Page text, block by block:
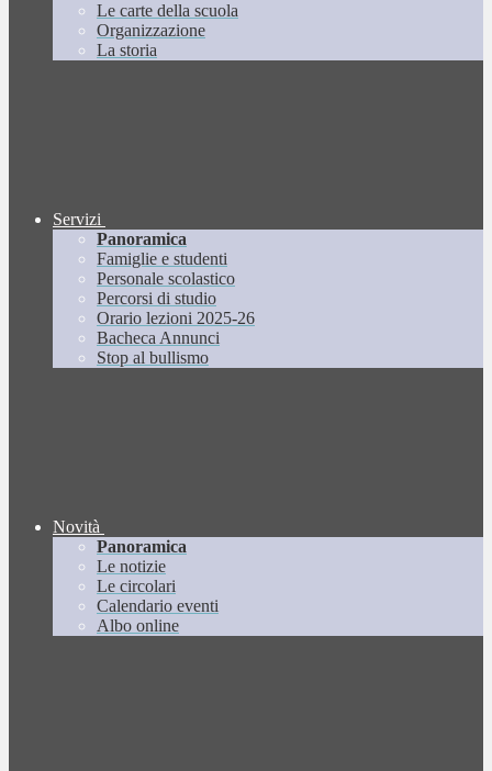
Le carte della scuola
Organizzazione
La storia
Servizi
Panoramica
Famiglie e studenti
Personale scolastico
Percorsi di studio
Orario lezioni 2025-26
Bacheca Annunci
Stop al bullismo
Novità
Panoramica
Le notizie
Le circolari
Calendario eventi
Albo online